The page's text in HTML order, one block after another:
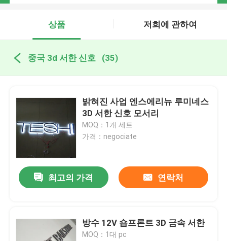
상품 저희에 관하여
중국 3d 서한 신호 (35)
밝혀진 사업 엔스에리뉴 루미네스
3D 서한 신호 모서리
MOQ：1개 세트
가격：negociate
최고의 가격 연락처
방수 12V 숍프론트 3D 금속 서한
MOQ：1대 pc